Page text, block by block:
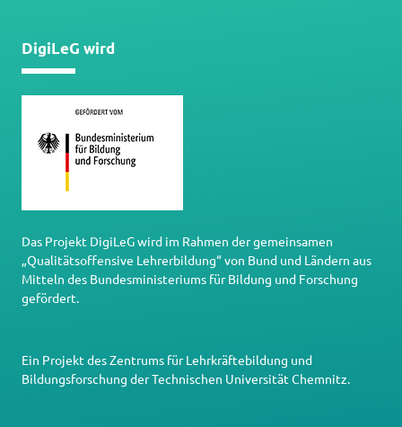
DigiLeG wird
Das Projekt DigiLeG wird im Rahmen der gemeinsamen
„Qualitätsoffensive Lehrerbildung“ von Bund und Ländern aus
Mitteln des Bundesministeriums für Bildung und Forschung
gefördert.
Ein Projekt desZentrums für Lehrkräftebildung und
Bildungsforschung derTechnischen Universität Chemnitz.